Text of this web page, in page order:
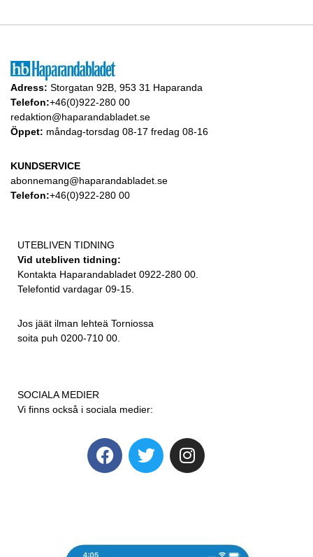
Adress: Storgatan 92B, 953 31 Haparanda
Telefon:+46(0)922-280 00
redaktion@haparandabladet.se
Öppet: måndag-torsdag 08-17 fredag 08-16
KUNDSERVICE
abonnemang@haparandabladet.se
Telefon:+46(0)922-280 00
UTEBLIVEN TIDNING
Vid utebliven tidning:
Kontakta Haparandabladet 0922-280 00.
Telefontid vardagar 09-15.
Jos jäät ilman lehteä Torniossa
soita puh 0200-710 00.
SOCIALA MEDIER
Vi finns också i sociala medier: